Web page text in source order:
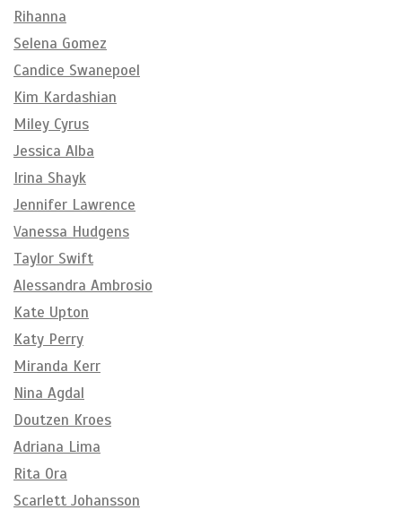
Rihanna
Selena Gomez
Candice Swanepoel
Kim Kardashian
Miley Cyrus
Jessica Alba
Irina Shayk
Jennifer Lawrence
Vanessa Hudgens
Taylor Swift
Alessandra Ambrosio
Kate Upton
Katy Perry
Miranda Kerr
Nina Agdal
Doutzen Kroes
Adriana Lima
Rita Ora
Scarlett Johansson